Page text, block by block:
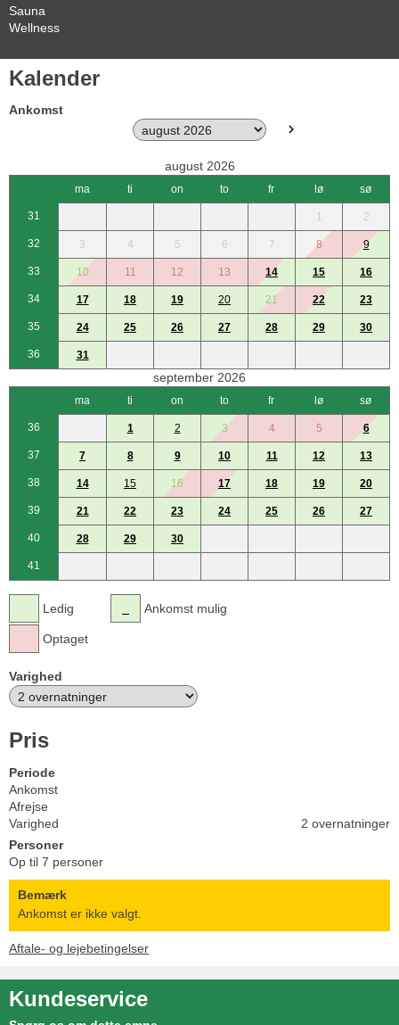
Sauna
Wellness
Kalender
Ankomst
august 2026
ma ti on to fr lø sø
31 1 2
32 3 4 5 6 7 8 9
33 10 11 12 13 14 15 16
34 17 18 19 20 21 22 23
35 24 25 26 27 28 29 30
36 31
september 2026
ma ti on to fr lø sø
36 1 2 3 4 5 6
37 7 8 9 10 11 12 13
38 14 15 16 17 18 19 20
39 21 22 23 24 25 26 27
40 28 29 30
41
Ledig
Optaget
Ankomst mulig
Varighed
Pris
Periode
Ankomst
Afrejse
Varighed
2 overnatninger
Personer
Op til 7 personer
Bemærk
Ankomst er ikke valgt.
Aftale- og lejebetingelser
Kundeservice